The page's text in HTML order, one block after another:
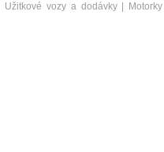
Užitkové vozy a dodávky|